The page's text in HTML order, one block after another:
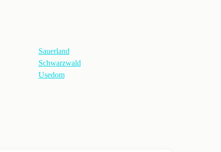
Sauerland
Schwarzwald
Usedom